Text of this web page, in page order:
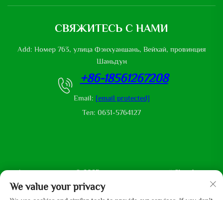
СВЯЖИТЕСЬ С НАМИ
Add: Номер 763, улица Фэнхуаншань, Вейхай, провинция
Шаньдун
+86-18561267208
Email: [email protected]
Тел: 0631-5764127
Авторские права © 2025 защищены компанией Shandong
Mingliu Industrial Group Co., Ltd
We value your privacy